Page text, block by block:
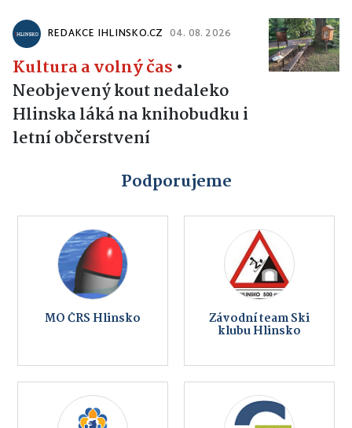
REDAKCE IHLINSKO.CZ 04. 08. 2026
Kultura a volný čas •
Neobjevený kout nedaleko
Hlinska láká na knihobudku i
letní občerstvení
Podporujeme
MO ČRS Hlinsko Závodní team Ski
klubu Hlinsko